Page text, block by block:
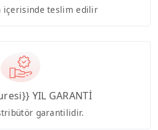
içerisinde teslim edilir
YIL GARANTİ
garantilidir.